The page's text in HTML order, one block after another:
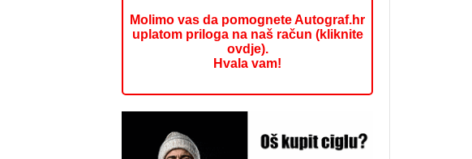
Molimo vas da pomognete Autograf.hr
uplatom priloga na naš račun (kliknite
ovdje).
Hvala vam!